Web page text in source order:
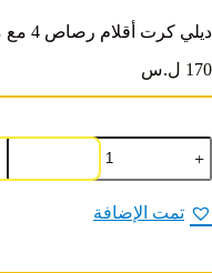
ديلي كرت أقلام رصاص 4 مع ممحاة ومبراة EC066-MT
170 ل.س
كمية
ديلي
كرت
أقلام
رصاص
تمت الإضافة